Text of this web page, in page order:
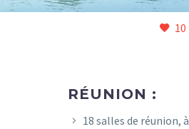
10
RÉUNION :
18 salles de réunion,